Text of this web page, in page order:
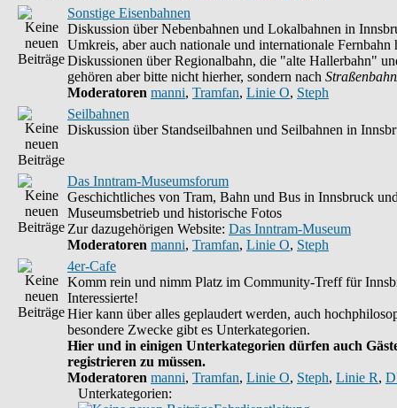
Sonstige Eisenbahnen
Diskussion über Nebenbahnen und Lokalbahnen in
Umkreis, aber auch nationale und internationale Fernbahn
Diskussionen über Regionalbahn, die "alte Hallerbahn"
gehören aber bitte nicht hierher, sondern nach
Moderatoren manni, Tramfan, Linie O, Steph
Seilbahnen
Diskussion über Standseilbahnen und Seilbahnen in
Das Inntram-Museumsforum
Geschichtliches von Tram, Bahn und Bus in Innsbruck
Museumsbetrieb und historische Fotos
Zur dazugehörigen Website: Das Inntram-Museum
Moderatoren manni, Tramfan, Linie O, Steph
4er-Cafe
Komm rein und nimm Platz im Community-Treff für
Interessierte!
Hier kann über alles geplaudert werden, auch
besondere Zwecke gibt es Unterkategorien.
Hier und in einigen Unterkategorien dürfen auch
registrieren zu müssen.
Moderatoren manni, Tramfan, Linie O, Steph, Linie R,
Unterkategorien: